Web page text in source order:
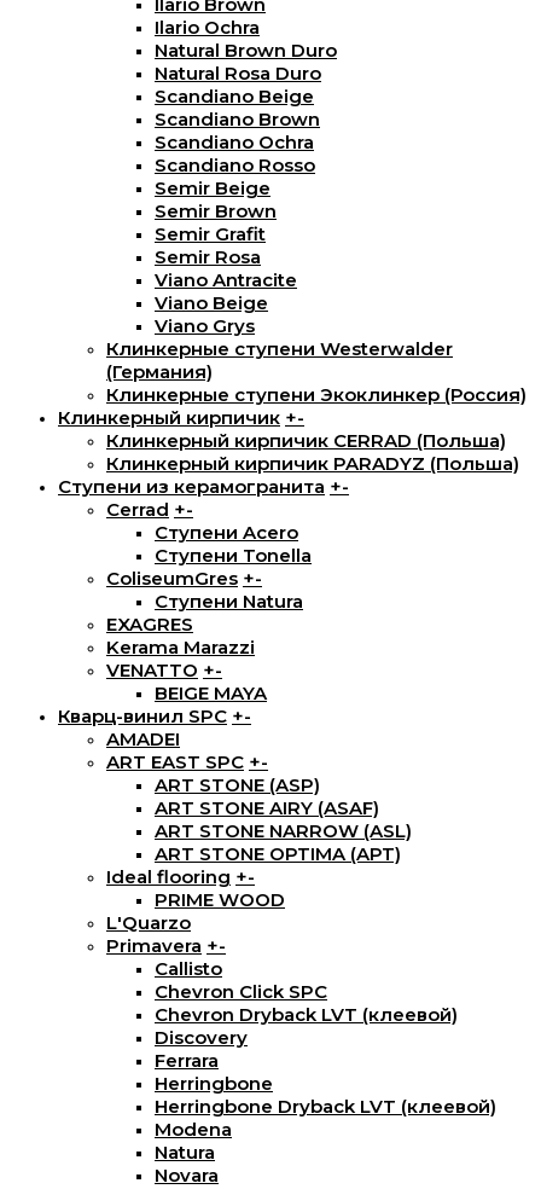
Ilario Ochra
Natural Brown Duro
Natural Rosa Duro
Scandiano Beige
Scandiano Brown
Scandiano Ochra
Scandiano Rosso
Semir Beige
Semir Brown
Semir Grafit
Semir Rosa
Viano Antracite
Viano Beige
Viano Grys
Клинкерные ступени Westerwalder
(Германия)
Клинкерные ступени Экоклинкер (Россия)
Клинкерный кирпичик +-
Клинкерный кирпичик CERRAD (Польша)
Клинкерный кирпичик PARADYZ (Польша)
Ступени из керамогранита +-
Cerrad +-
Ступени Acero
Ступени Tonella
ColiseumGres +-
Ступени Natura
EXAGRES
Kerama Marazzi
VENATTO +-
BEIGE MAYA
Кварц-винил SPC +-
AMADEI
ART EAST SPC +-
ART STONE (ASP)
ART STONE AIRY (ASAF)
ART STONE NARROW (ASL)
ART STONE OPTIMA (APT)
Ideal flooring +-
PRIME WOOD
L'Quarzo
Primavera +-
Callisto
Chevron Click SPC
Chevron Dryback LVT (клеевой)
Discovery
Ferrara
Herringbone
Herringbone Dryback LVT (клеевой)
Modena
Natura
Novara